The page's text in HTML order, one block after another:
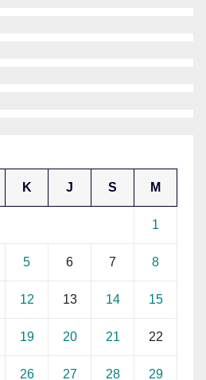
K J S M
1
5 6 7 8
12 13 14 15
19 20 21 22
26 27 28 29